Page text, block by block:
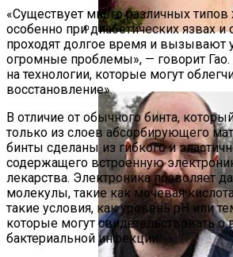
Полетную
России Продлили До
«Существует много различных типов
особенно при диабетических язвах
проходят долгое время и вызывают
огромные проблемы», — говорит Гао.
на технологии, которые могут
восстановление».
В отличие от обычного бинта,
только из слоев абсорбирующего
бинты сделаны из гибкого и
содержащего встроенную
лекарства. Электроника позволяет
молекулы, такие как мочевая
такие условия, как уровень pH или
которые могут свидетельствовать о
бактериальной инфекции.